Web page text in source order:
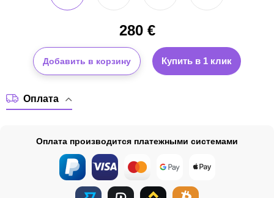
280€
Добавить в корзину Купить в 1 клик
Оплата
Оплата производится платежными системами